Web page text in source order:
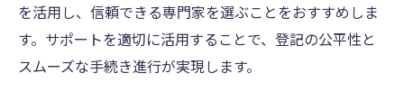
を活用し、信頼できる専門家を選ぶことをおすすめしま
す。サポートを適切に活用することで、登記の公平性と
スムーズな手続き進行が実現します。